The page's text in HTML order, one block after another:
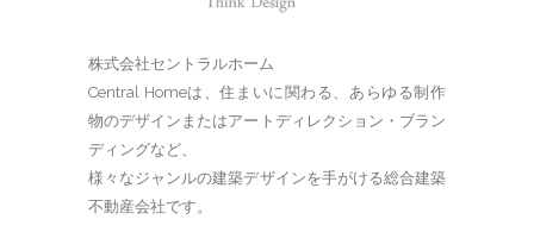
株式会社セントラルホーム
Central Homeは、住まいに関わる、あらゆる制作
物のデザインまたはアートディレクション・ブラン
ディングなど、
様々なジャンルの建築デザインを手がける総合建築
不動産会社です。